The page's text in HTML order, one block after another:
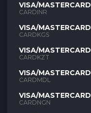
VISA/MASTERCARD
INR
CARDINR
VISA/MASTERCARD
KGS
CARDKGS
VISA/MASTERCARD
KZT
CARDKZT
VISA/MASTERCARD
MDL
CARDMDL
VISA/MASTERCARD
NGN
CARDNGN